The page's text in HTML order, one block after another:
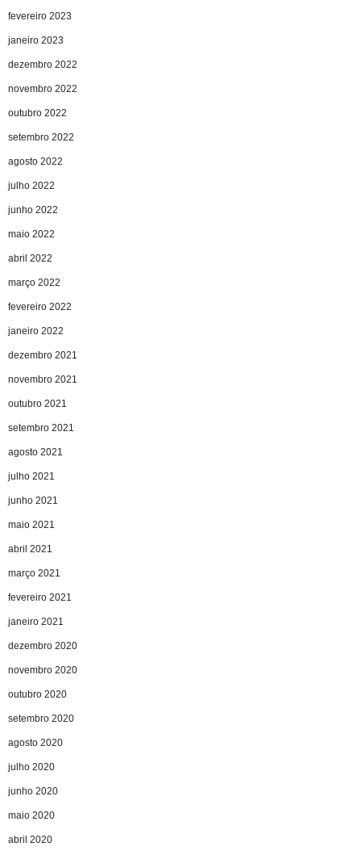
fevereiro 2023
janeiro 2023
dezembro 2022
novembro 2022
outubro 2022
setembro 2022
agosto 2022
julho 2022
junho 2022
maio 2022
abril 2022
março 2022
fevereiro 2022
janeiro 2022
dezembro 2021
novembro 2021
outubro 2021
setembro 2021
agosto 2021
julho 2021
junho 2021
maio 2021
abril 2021
março 2021
fevereiro 2021
janeiro 2021
dezembro 2020
novembro 2020
outubro 2020
setembro 2020
agosto 2020
julho 2020
junho 2020
maio 2020
abril 2020